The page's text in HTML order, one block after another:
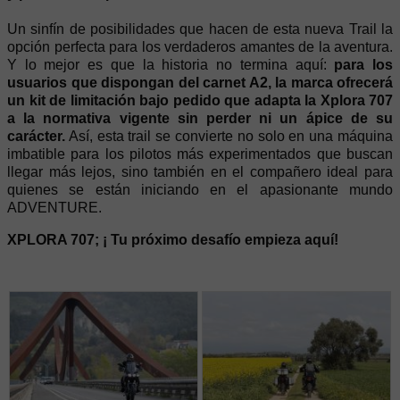
Un sinfín de posibilidades que hacen de esta nueva Trail la
opción perfecta para los verdaderos amantes de la aventura.
Y lo mejor es que la historia no termina aquí: para los
usuarios que dispongan del carnet A2, la marca ofrecerá
un kit de limitación bajo pedido que adapta la Xplora 707
a la normativa vigente sin perder ni un ápice de su
carácter. Así, esta trail se convierte no solo en una máquina
imbatible para los pilotos más experimentados que buscan
llegar más lejos, sino también en el compañero ideal para
quienes se están iniciando en el apasionante mundo
ADVENTURE.
XPLORA 707; ¡ Tu próximo desafío empieza aquí!